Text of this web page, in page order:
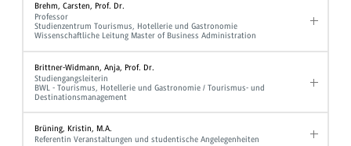
Brehm, Carsten, Prof. Dr.
Professor
Studienzentrum Tourismus, Hotellerie und Gastronomie
Wissenschaftliche Leitung Master of Business Administration
Brittner-Widmann, Anja, Prof. Dr.
Studiengangsleiterin
BWL - Tourismus, Hotellerie und Gastronomie / Tourismus- und
Destinationsmanagement
Brüning, Kristin, M.A.
Referentin Veranstaltungen und studentische Angelegenheiten